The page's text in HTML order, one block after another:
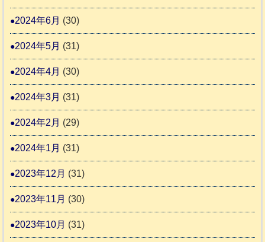
2024年6月 (30)
2024年5月 (31)
2024年4月 (30)
2024年3月 (31)
2024年2月 (29)
2024年1月 (31)
2023年12月 (31)
2023年11月 (30)
2023年10月 (31)